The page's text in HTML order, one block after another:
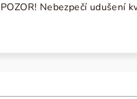
POZOR! Nebezpečí udušení